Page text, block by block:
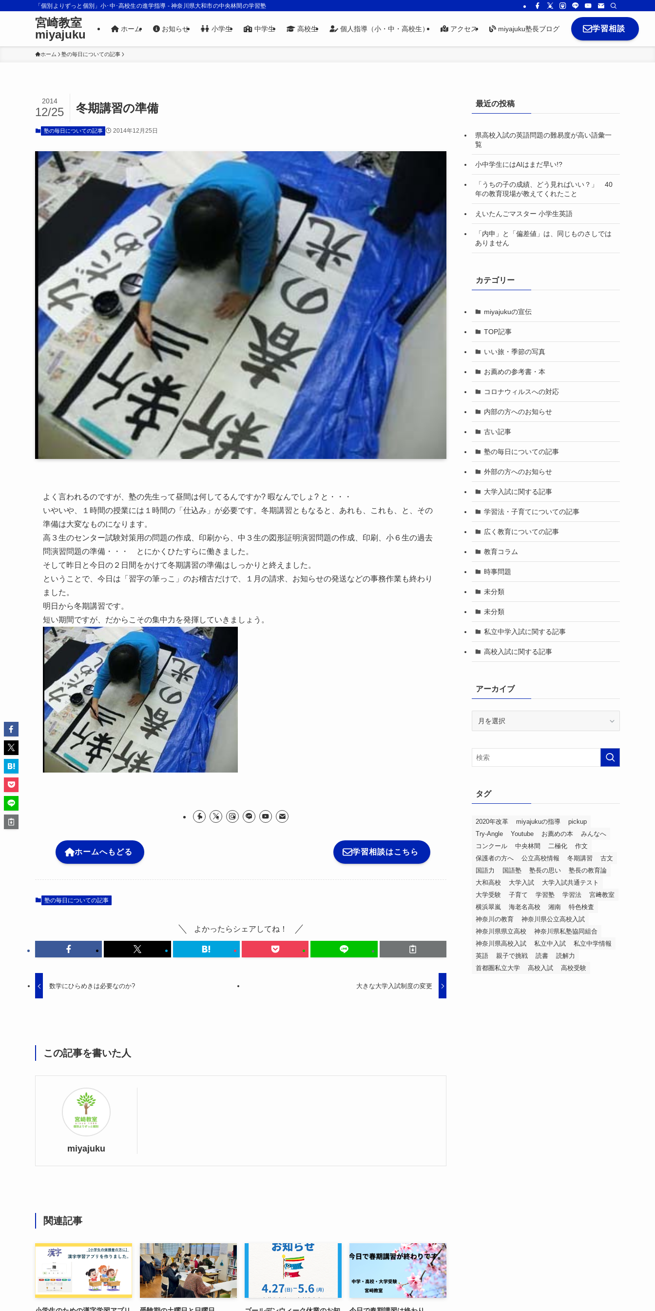
「個別よりずっと個別」小･中･高校生の進学指導 - 神奈川県大和市の中央林間の学習塾
宮崎教室
miyajuku
ホーム お知らせ 小学生 中学生 高校生 個人指導（小・中・高校生） アクセス miyajuku塾長ブログ 学習相談
ホーム 塾の毎日についての記事
冬期講習の準備
2014
12/25
塾の毎日についての記事 2014年12月25日
よく言われるのですが、塾の先生って昼間は何してるんですか? 暇なんでしょ? と・・・
いやいや、１時間の授業には１時間の「仕込み」が必要です。冬期講習ともなると、あれも、これも、と、その
準備は大変なものになります。
高３生のセンター試験対策用の問題の作成、印刷から、中３生の図形証明演習問題の作成、印刷、小６生の過去
問演習問題の準備・・・ とにかくひたすらに働きました。
そして昨日と今日の２日間をかけて冬期講習の準備はしっかりと終えました。
ということで、今日は「習字の筆っこ」のお稽古だけで、１月の請求、お知らせの発送などの事務作業も終わり
ました。
明日から冬期講習です。
短い期間ですが、だからこその集中力を発揮していきましょう。
ホームへもどる 学習相談はこちら
塾の毎日についての記事
よかったらシェアしてね！
数学にひらめきは必要なのか? 大きな大学入試制度の変更
この記事を書いた人
miyajuku
関連記事
最近の投稿
県高校入試の英語問題の難易度が高い語彙一
覧
小中学生にはAIはまだ早い!?
「うちの子の成績、どう見ればいい？」 40
年の教育現場が教えてくれたこと
えいたんごマスター 小学生英語
「内申」と「偏差値」は、同じものさしでは
ありません
カテゴリー
miyajukuの宣伝
TOP記事
いい旅・季節の写真
お薦めの参考書・本
コロナウィルスへの対応
内部の方へのお知らせ
古い記事
塾の毎日についての記事
外部の方へのお知らせ
大学入試に関する記事
学習法・子育てについての記事
広く教育についての記事
教育コラム
時事問題
未分類
未分類
私立中学入試に関する記事
高校入試に関する記事
アーカイブ
イ
ブ
タグ
2020年改革 miyajukuの指導
pickup
Try-Angle
Youtube お薦めの本
みんなへ
コンクール
中央林間 二極化
作文
保護者の方へ
公立高校情報 冬期講習
古文
国語力
国語塾 塾長の思い
塾長の教育論
大和高校
大学入試
大学入試共通テスト
大学受験
子育て 学習塾 学習法
宮﨑教室
横浜翠嵐
海老名高校 湘南
特色検査
神奈川の教育
神奈川県公立高校入試
神奈川県県立高校
神奈川県私塾協同組合
神奈川県高校入試
私立中入試
私立中学情報
英語
親子で挑戦 読書
読解力
首都圏私立大学
高校入試 高校受験